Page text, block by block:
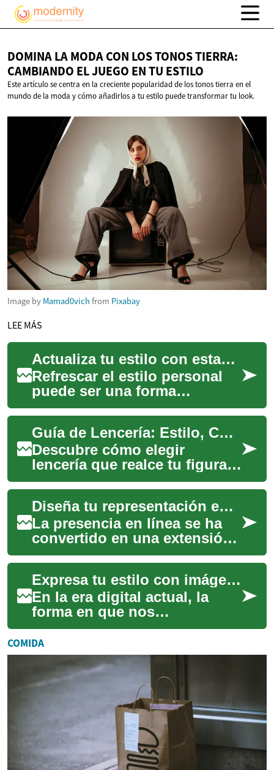
DOMINA LA MODA CON LOS TONOS TIERRA:
CAMBIANDO EL JUEGO ENTU ESTILO
Este artículo se centra en la creciente popularidad de los tonos tierra en el
mundo de la moda y cómo añadirlos a tu estilo puede transformar tu look.
Image by Mamad0vich from Pixabay
LEE MÁS
Actualiza tu estilo con estas sugerencias
Refrescar el estilo personal
puede ser una forma
gratificante de expresar
individualidad y confianza.
Adaptar el guar...
Guía de Lencería: Estilo, Comodidad y Confianza
Descubre cómo elegir
lencería que realce tu figura y
aumente tu confianza. Esta
guía explica tallas correctas,
tenden...
Diseña tu representación en el universo digital.
La presencia en línea se ha
convertido en una extensión
fundamental de la vida
moderna, y con ella, la
necesidad de u...
Expresa tu estilo con imágenes personalizadas.
En la era digital actual, la
forma en que nos
presentamos en línea es más
importante que nunca. Un
avatar digital per...
COMIDA